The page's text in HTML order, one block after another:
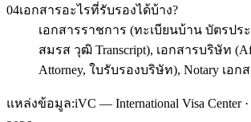
04เอกสารอะไรที่รับรองได้บ้าง?
เอกสารราชการ (ทะเบียนบ้าน บัตรปร
สมรส วุฒิ Transcript), เอกสารบริษัท
Attorney, ใบรับรองบริษัท), Notary เอก
แหล่งข้อมูล:iVC — International Visa Center